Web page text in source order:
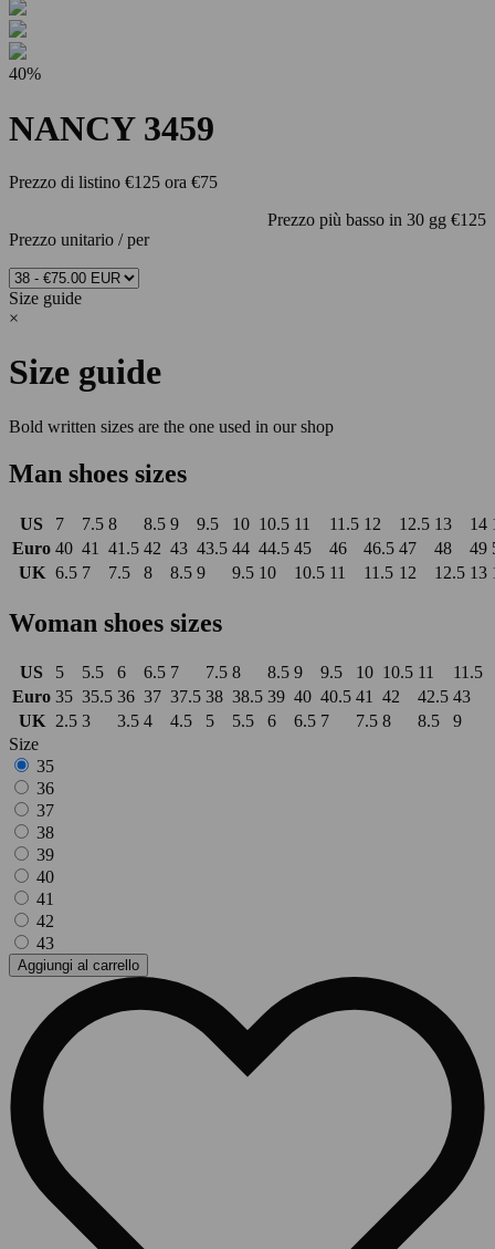
40%
NANCY 3459
Prezzo di listino €125 ora €75
Prezzo più basso in 30 gg €125
Prezzo unitario /per
Size guide
×
Size guide
Bold written sizes are the one used in our shop
Man shoes sizes
US 7 7.5 8 8.5 9 9.5 10 10.5 11 11.5 12 12.5 13 14
Euro 40 41 41.5 42 43 43.5 44 44.5 45 46 46.5 47 48 49
UK 6.5 7 7.5 8 8.5 9 9.5 10 10.5 11 11.5 12 12.5 13
Woman shoes sizes
US 5 5.5 6 6.5 7 7.5 8 8.5 9 9.5 10 10.5 11
11.5
Euro 35 35.5 36 37 37.5 38 38.5 39 40 40.5 41 42 42.5 43
UK 2.5 3 3.5 4 4.5 5 5.5 6 6.5 7 7.5 8 8.5
9
Size
35
36
37
38
39
40
41
42
43
Aggiungi al carrello